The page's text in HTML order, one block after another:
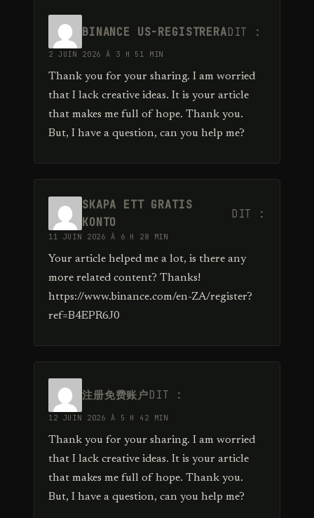
BINANCE US-REGISTRERADIT :
2 JUIN 2026 À 3 H 51 MIN
Thank you for your sharing. I am worried
that I lack creative ideas. It is your article
that makes me full of hope. Thank you.
But, I have a question, can you help me?
SKAPA ETT GRATIS
KONTO
DIT :
11 JUIN 2026 À 6 H 28 MIN
Your article helped me a lot, is there any
more related content? Thanks!
https://www.binance.com/en-ZA/register?
ref=B4EPR6J0
注册免费账户DIT :
12 JUIN 2026 À 5 H 42 MIN
Thank you for your sharing. I am worried
that I lack creative ideas. It is your article
that makes me full of hope. Thank you.
But, I have a question, can you help me?